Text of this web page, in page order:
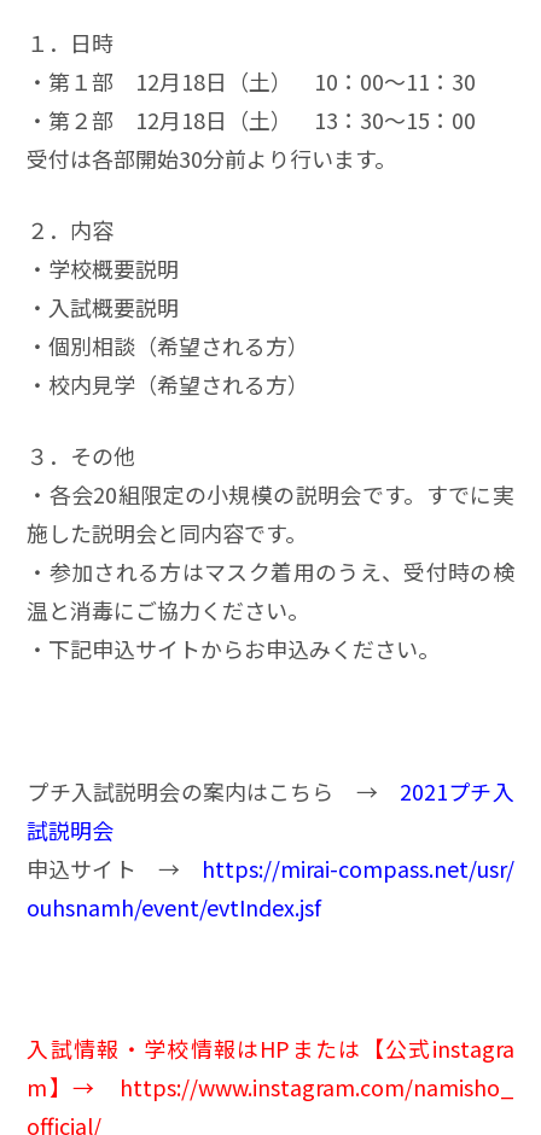
１．日時
・第１部 12月18日（土） 10：00～11：30
・第２部 12月18日（土） 13：30～15：00
受付は各部開始30分前より行います。
２．内容
・学校概要説明
・入試概要説明
・個別相談（希望される方）
・校内見学（希望される方）
３．その他
・各会20組限定の小規模の説明会です。すでに実
施した説明会と同内容です。
・参加される方はマスク着用のうえ、受付時の検
温と消毒にご協力ください。
・下記申込サイトからお申込みください。
プチ入試説明会の案内はこちら → 2021プチ入
試説明会
申込サイト → https://mirai-compass.net/usr/
ouhsnamh/event/evtIndex.jsf
入試情報・学校情報はHPまたは【公式instagra
m】 → https://www.instagram.com/namisho_
official/